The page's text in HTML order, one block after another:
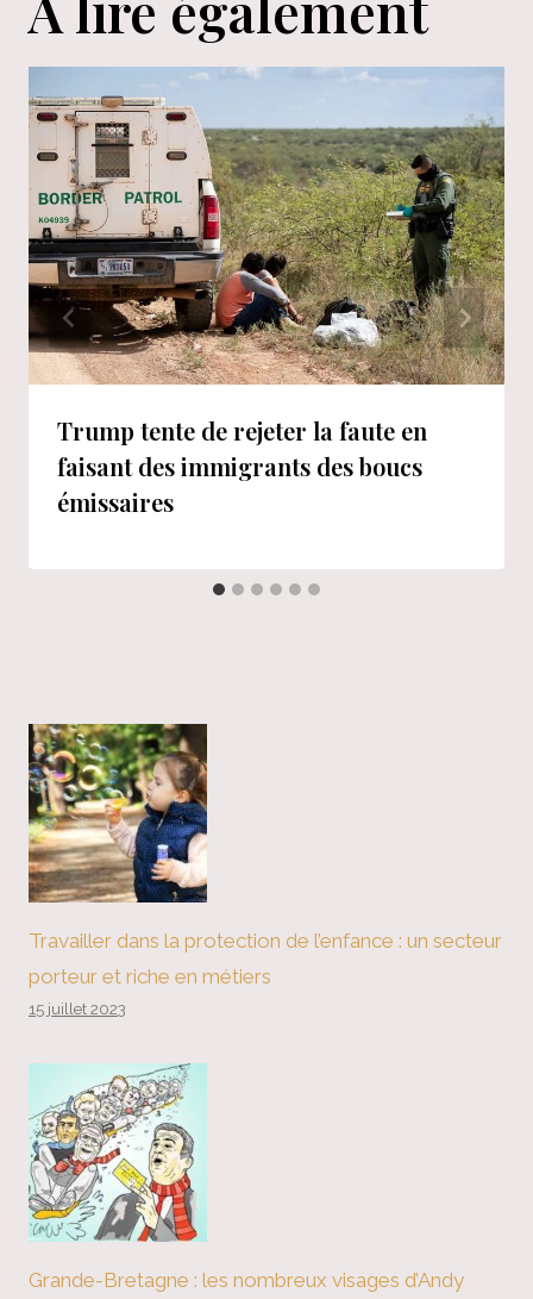
Trump tente de rejeter la faute en
faisant des immigrants des boucs
émissaires
Travailler dans la protection de l’enfance : un secteur
porteur et riche en métiers
15 juillet 2023
Grande-Bretagne : les nombreux visages d’Andy